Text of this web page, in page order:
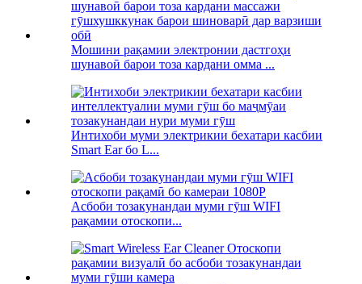
Мошини рақамии электронии дастгоҳи
шунавоӣ барои тоза кардани омма ...
Интихоби муми электрикии бехатари касбии
Smart Ear бо L...
Асбоби тозакунандаи муми гӯш WIFI
рақамии отоскопи...